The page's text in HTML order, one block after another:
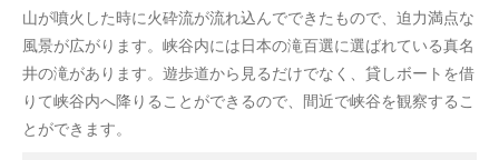
山が噴火した時に火砕流が流れ込んでできたもので、迫力満点な
風景が広がります。峡谷内には日本の滝百選に選ばれている真名
井の滝があります。遊歩道から見るだけでなく、貸しボートを借
りて峡谷内へ降りることができるので、間近で峡谷を観察するこ
とができます。